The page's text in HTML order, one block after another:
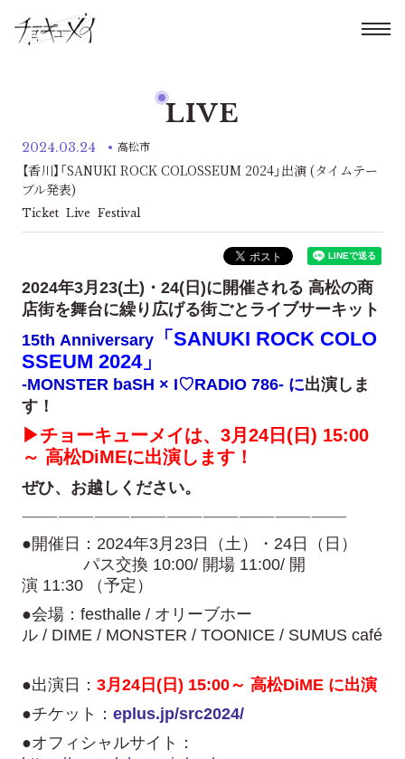
LIVE
2024.03.24 高松市
【香川】「SANUKI ROCK COLOSSEUM 2024」出演 (タイムテー
ブル発表)
Ticket Live Festival
2024年3月23(土)・24(日)に開催される 高松の商
店街を舞台に繰り広げる街ごとライブサーキット
15th Anniversary
「SANUKI ROCK COLO
SSEUM 2024」
-MONSTER baSH × I♡RADIO 786- に出演しま
す！
▶チョーキューメイは、3月24日(日) 15:00
～ 高松DiMEに出演します！
ぜひ、お越しください。
———————————————————————————
●開催日：2024年3月23日（土）・24日（日）
パス交換 10:00/ 開場 11:00/ 開
演 11:30 （予定）
●会場：festhalle / オリーブホー
ル / DIME / MONSTER / TOONICE / SUMUS café
●出演日： 3月24日(日) 15:00～ 高松DiME に出演
●チケット： eplus.jp/src2024/
●オフィシャルサイト：